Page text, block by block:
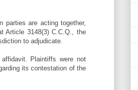
parties are acting together,
Article 3148(3) C.C.Q., the
to adjudicate.
Plaintiffs were not
its contestation of the